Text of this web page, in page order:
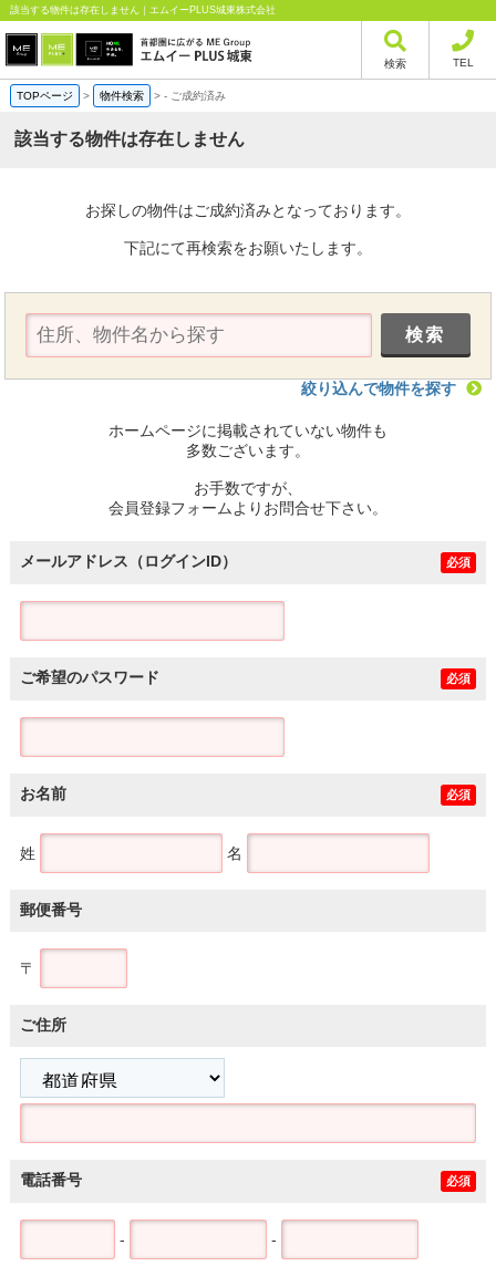
該当する物件は存在しません｜エムイーPLUS城東株式会社
検索 TEL
TOPページ > 物件検索 >- ご成約済み
該当する物件は存在しません
お探しの物件はご成約済みとなっております。
下記にて再検索をお願いたします。
絞り込んで物件を探す
ホームページに掲載されていない物件も
多数ございます。
お手数ですが、
会員登録フォームよりお問合せ下さい。
メールアドレス（ログインID） 必須
ご希望のパスワード 必須
お名前 必須
姓 名
郵便番号
〒
ご住所
電話番号 必須
- -